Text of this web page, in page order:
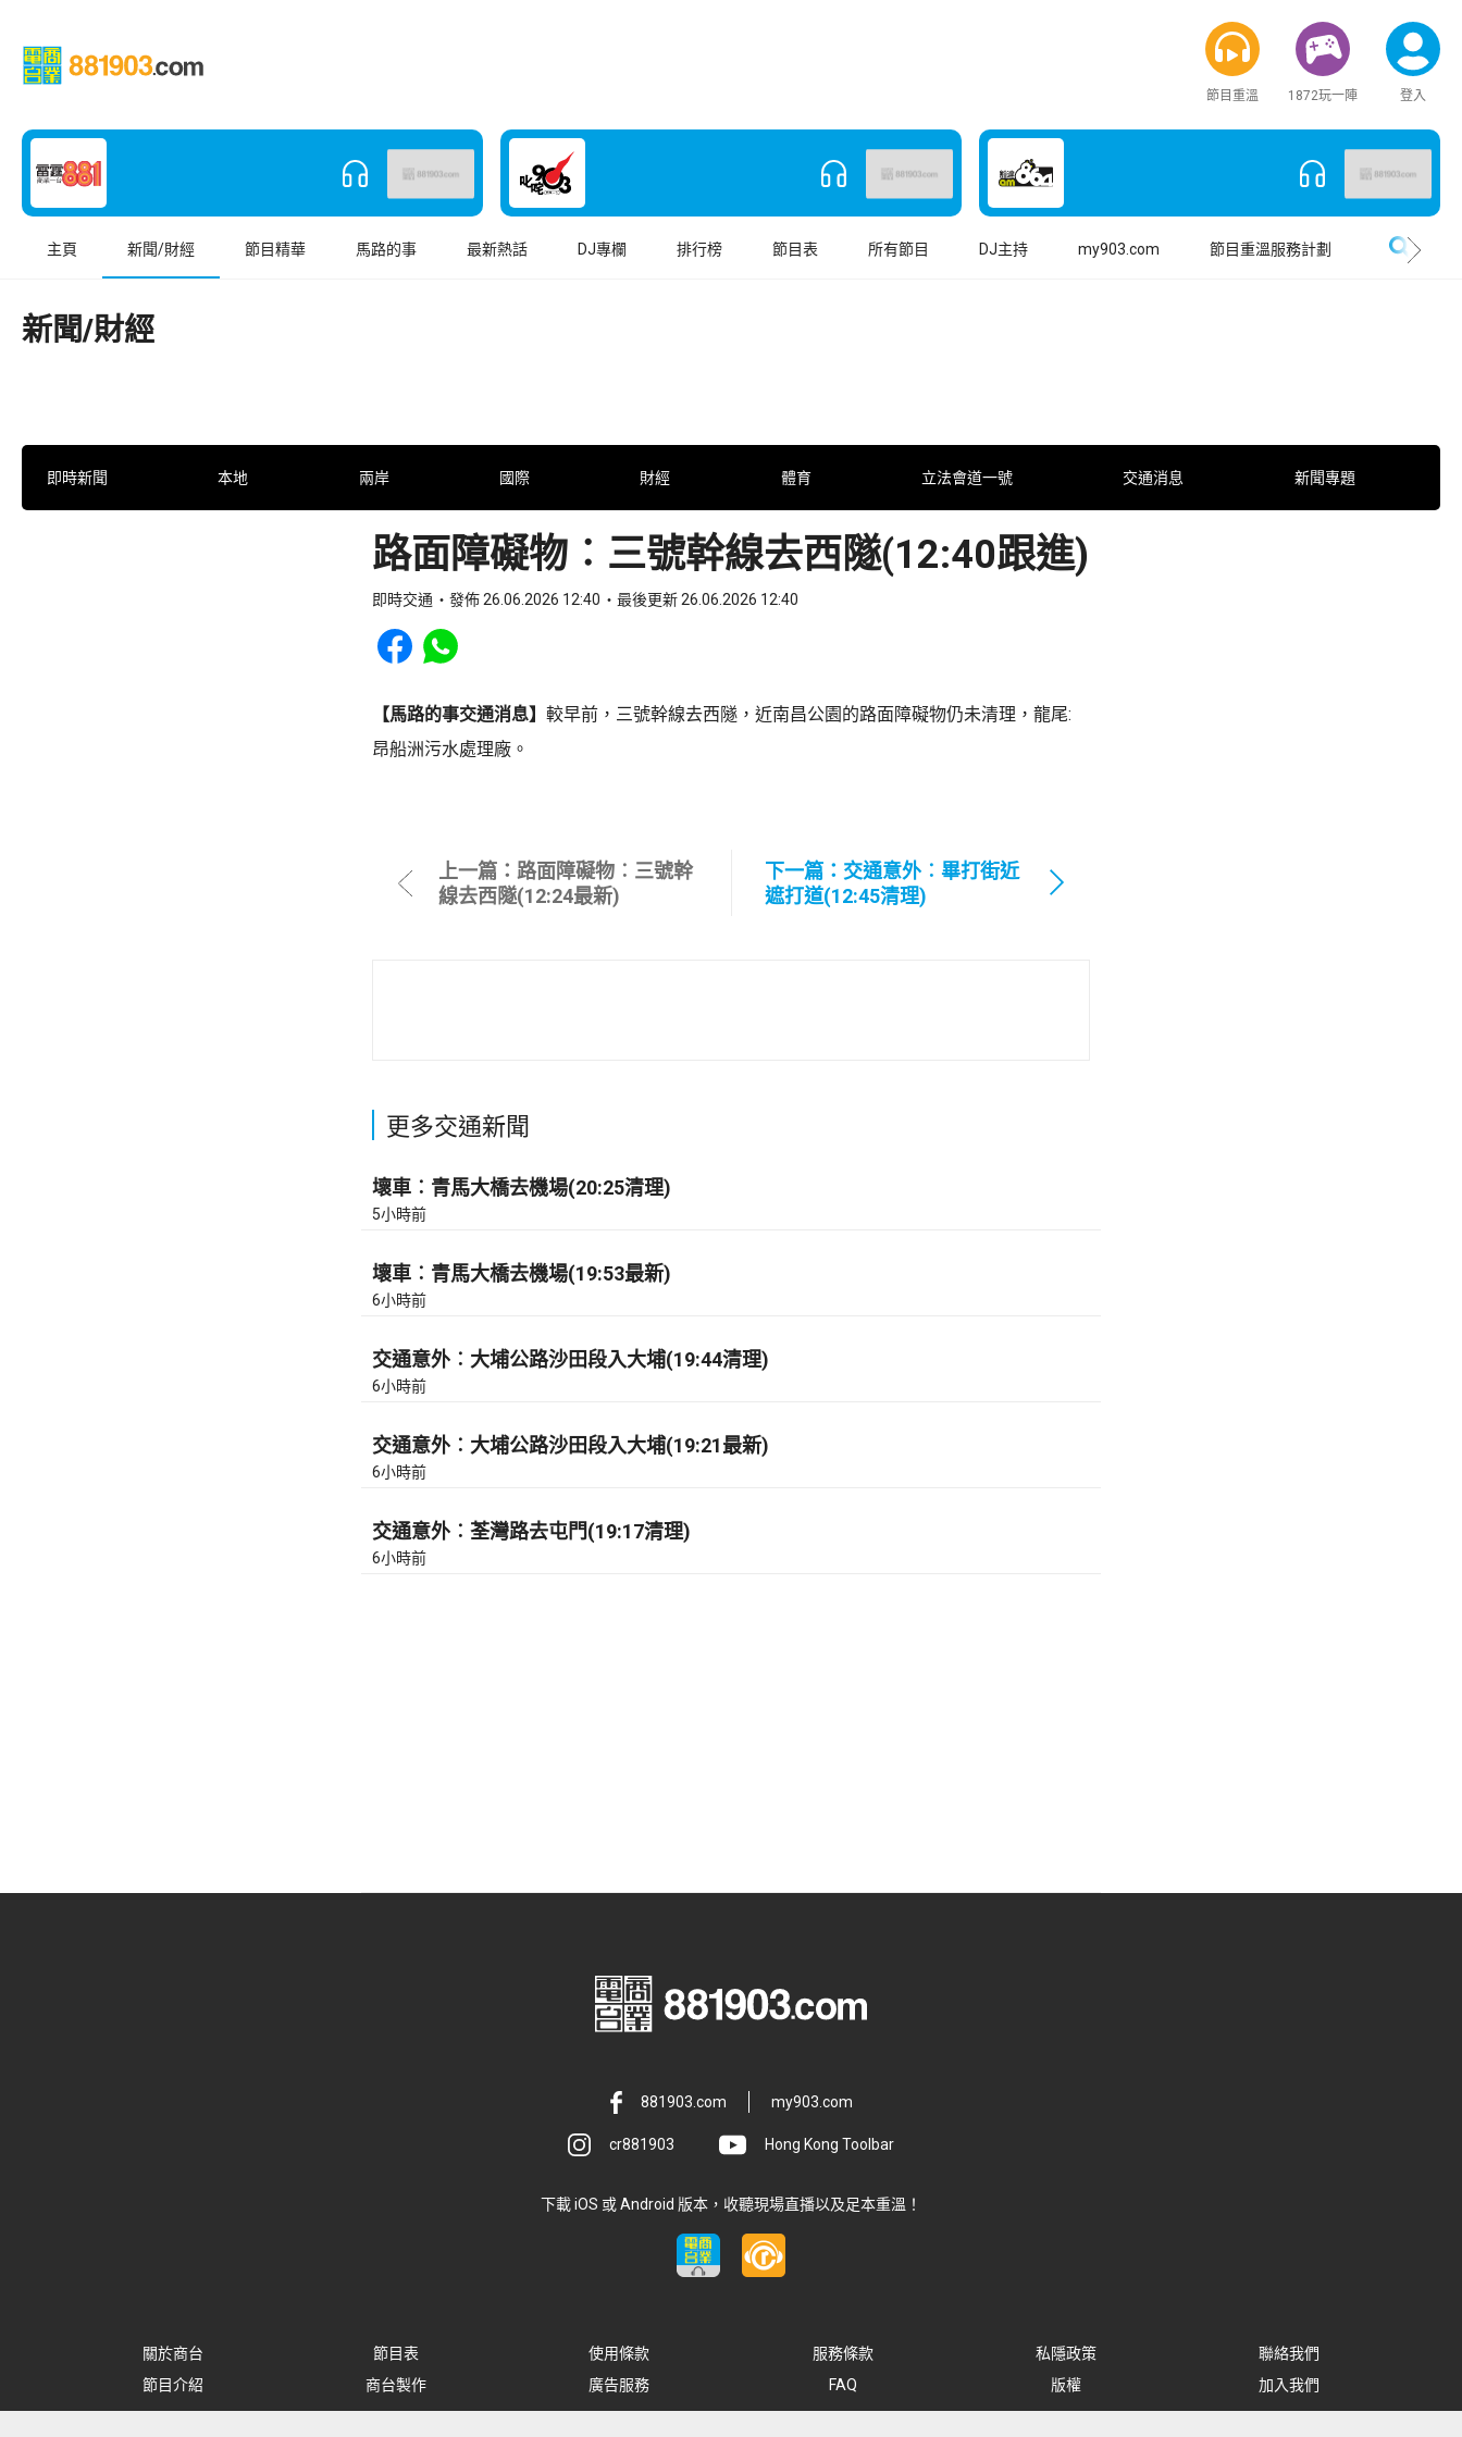
節目重溫 1872玩一陣 登入
主頁 新聞/財經 節目精華 馬路的事 最新熱話 DJ專欄 排行榜 節目表 所有節目 DJ主持 my903.com 節目重溫服務計劃
新聞/財經
即時新聞 本地 兩岸 國際 財經 體育 立法會道一號 交通消息 新聞專題
路面障礙物︰三號幹線去西隧(12:40跟進)
即時交通 發佈 26.06.2026 12:40 最後更新 26.06.2026 12:40
Share to Facebook
Share to WhatsApp
【馬路的事交通消息】 較早前，三號幹線去西隧，近南昌公園的路面障礙物仍未清理，龍尾:
昂船洲污水處理廠。
上一篇：路面障礙物︰三號幹
線去西隧(12:24最新)
下一篇：交通意外︰畢打街近
遮打道(12:45清理)
更多交通新聞
壞車︰青馬大橋去機場(20:25清理)
5小時前
壞車︰青馬大橋去機場(19:53最新)
6小時前
交通意外︰大埔公路沙田段入大埔(19:44清理)
6小時前
交通意外︰大埔公路沙田段入大埔(19:21最新)
6小時前
交通意外︰荃灣路去屯門(19:17清理)
6小時前
881903.com my903.com
cr881903 Hong Kong Toolbar
下載 iOS 或 Android 版本，收聽現場直播以及足本重溫！
關於商台 節目表 使用條款 服務條款 私隱政策
聯絡我們
節目介紹
商台製作 廣告服務 FAQ 版權 加入我們